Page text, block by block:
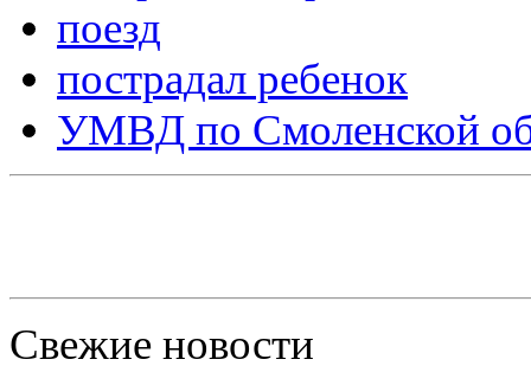
поезд
пострадал ребенок
УМВД по Смоленской
Свежие новости